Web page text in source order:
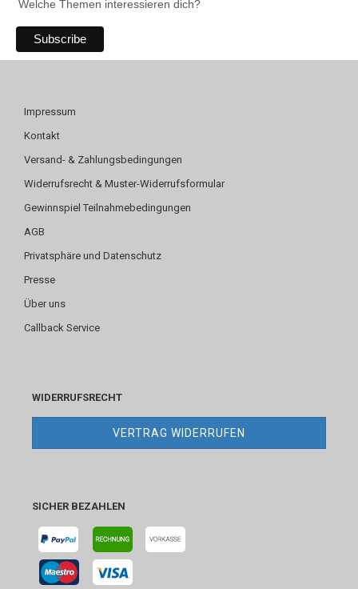
Welche Themen interessieren dich?
Impressum
Kontakt
Versand- & Zahlungsbedingungen
Widerrufsrecht & Muster-Widerrufsformular
Gewinnspiel Teilnahmebedingungen
AGB
Privatsphäre und Datenschutz
Presse
Über uns
Callback Service
WIDERRUFSRECHT
VERTRAG WIDERRUFEN
SICHER BEZAHLEN